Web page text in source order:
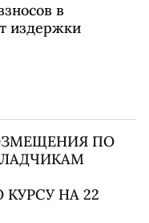
в
издержки
ПО
НА 22